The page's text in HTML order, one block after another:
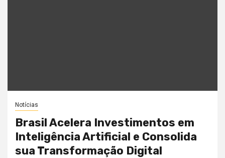
Notícias
Brasil Acelera Investimentos em
Inteligência Artificial e Consolida
sua Transformação Digital